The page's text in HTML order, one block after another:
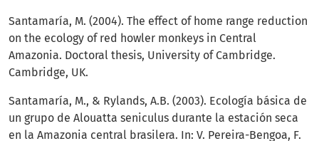
Santamaría, M. (2004). The effect of home range reduction
on the ecology of red howler monkeys in Central
Amazonia. Doctoral thesis, University of Cambridge.
Cambridge, UK.
Santamaría, M., & Rylands, A.B. (2003). Ecología básica de
un grupo de Alouatta seniculus durante la estación seca
en la Amazonia central brasilera. In: V. Pereira-Bengoa, F.